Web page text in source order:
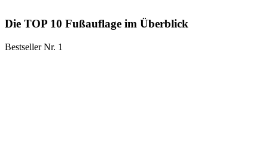
Die TOP 10 Fußauflage im Überblick
Bestseller Nr. 1